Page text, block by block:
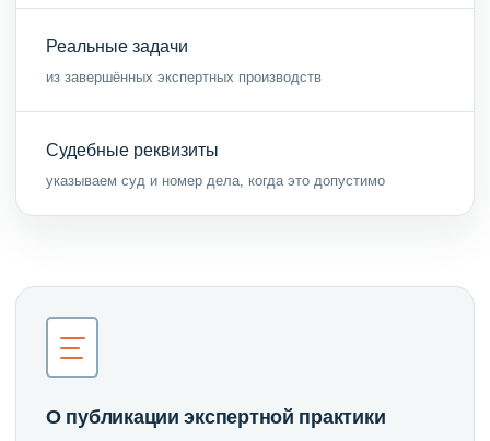
Реальные задачи
из завершённых экспертных производств
Судебные реквизиты
указываем суд и номер дела, когда это допустимо
О публикации экспертной практики